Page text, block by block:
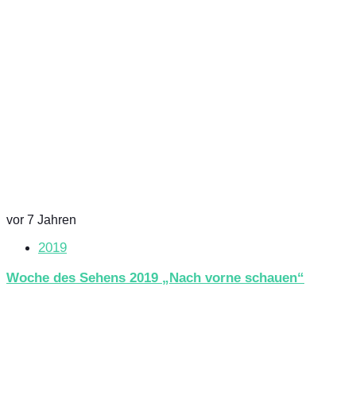
vor 7 Jahren
2019
Woche des Sehens 2019 „Nach vorne schauen“